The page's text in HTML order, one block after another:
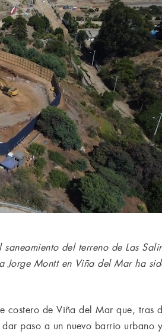
del terreno de Las
Montt en Viña del Mar ha
costero de Viña del Mar que, tras
paso a un nuevo barrio urbano